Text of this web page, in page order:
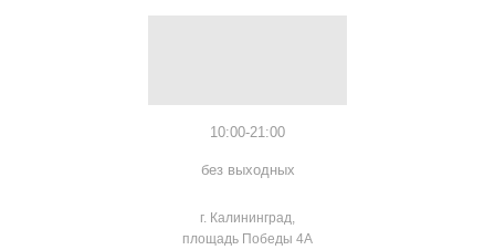
10:00-21:00
без выходных
г. Калининград,
площадь Победы 4А